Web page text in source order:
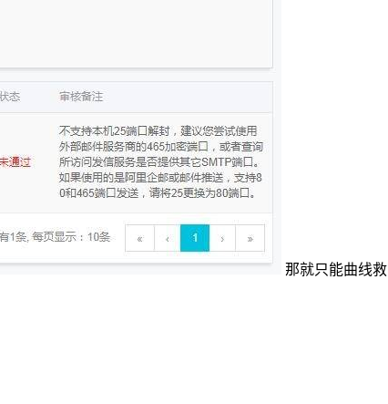
那就只能曲线救